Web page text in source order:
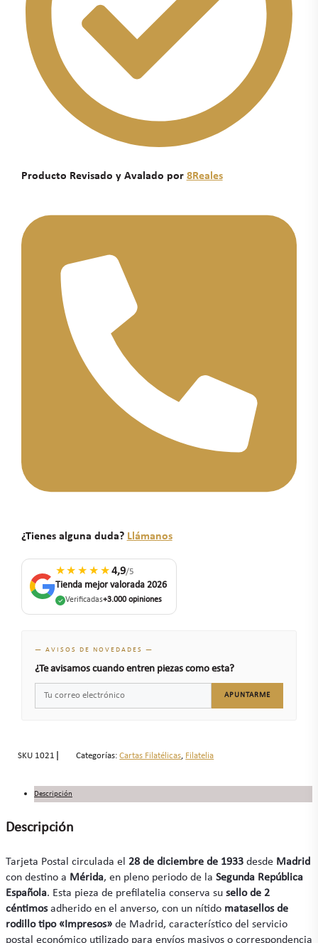
Producto Revisado y Avalado por 8Reales
¿Tienes alguna duda? Llámanos
★★★★★4,9/5
Tienda mejor valorada 2026
Verificadas+3.000 opiniones
— AVISOS DE NOVEDADES —
¿Te avisamos cuando entren piezas como esta?
APUNTARME
SKU 1021 Categorías: Cartas Filatélicas, Filatelia
Descripción
Descripción
Tarjeta Postal circulada el 28 de diciembre de 1933 desde Madrid
con destino a Mérida, en pleno periodo de la Segunda República
Española. Esta pieza de prefilatelia conserva su sello de 2
céntimosadherido en el anverso, con un nítido matasellos de
rodillo tipo «Impresos» de Madrid, característico del servicio
postal económico utilizado para envíos masivos o correspondencia